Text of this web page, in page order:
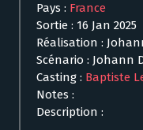
Pays : France
Sortie : 16 Jan 2025
Réalisation :
Scénario : Johann
Casting : Baptiste
Notes :
Description :